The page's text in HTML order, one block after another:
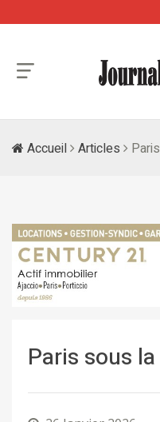
Accueil Articles
Paris sous